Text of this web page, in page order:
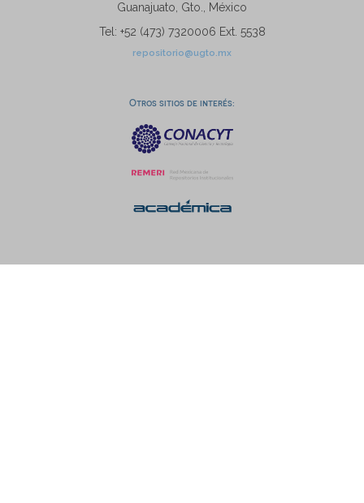
Guanajuato, Gto., México
Tel: +52 (473) 7320006 Ext. 5538
repositorio@ugto.mx
Otros sitios de interés: